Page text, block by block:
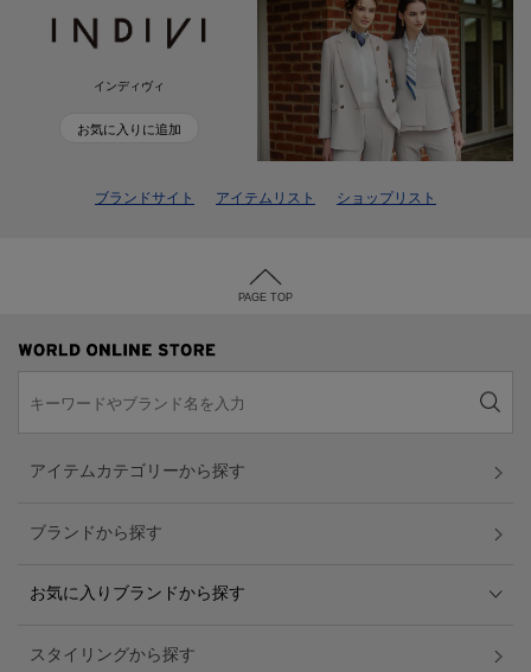
インディヴィ
お気に入りに追加
ブランドサイト アイテムリスト ショップリスト
PAGE TOP
アイテムカテゴリーから探す
ブランドから探す
お気に入りブランドから探す
スタイリングから探す